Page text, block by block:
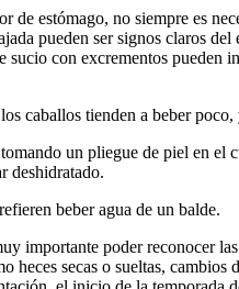
de estómago, no siempre es
pueden ser signos claros
sucio con excrementos
caballos tienden a beber
un pliegue de piel en
deshidratado.
beber agua de un balde.
importante poder reconocer
heces secas o sueltas,